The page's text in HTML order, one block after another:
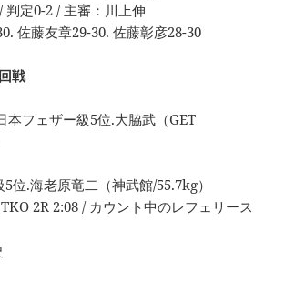
/ 判定0-2 / 主審：川上伸
佐藤友章29-30. 佐藤彰彦28-30
戦
本フェザー級5位.大脇武（GET
位.海老原竜二（神武館/55.7kg）
2R 2:08 / カウント中のレフェリース